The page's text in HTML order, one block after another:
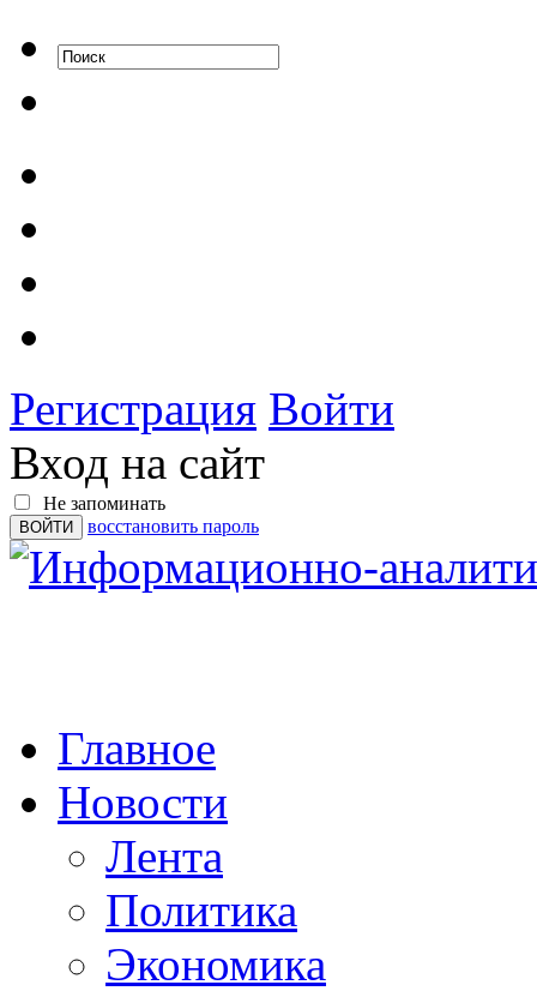
Регистрация Войти
Вход на сайт
Не запоминать
восстановить пароль
Главное
Новости
Лента
Политика
Экономика